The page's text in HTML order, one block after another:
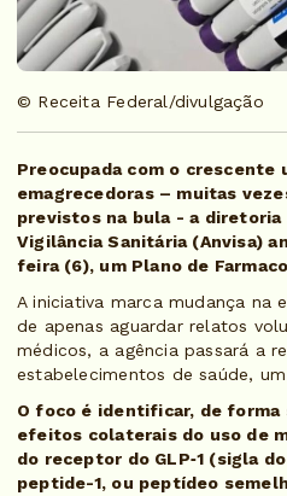
© Receita Federal/divulgação
Preocupada com o crescente
emagrecedoras – muitas
previstos na bula - a diretoria
Vigilância Sanitária (Anvisa)
feira (6), um Plano de
A iniciativa marca mudança na
de apenas aguardar relatos
médicos, a agência passará a
estabelecimentos de saúde,
O foco é identificar, de
efeitos colaterais do uso de
do receptor do GLP‑1 (sigla
peptide-1, ou peptídeo